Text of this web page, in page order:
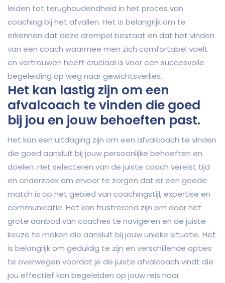
leiden tot terughoudendheid in het proces van
coaching bij het afvallen. Het is belangrijk om te
erkennen dat deze drempel bestaat en dat het vinden
van een coach waarmee men zich comfortabel voelt
en vertrouwen heeft cruciaal is voor een succesvolle
begeleiding op weg naar gewichtsverlies.
Het kan lastig zijn om een
afvalcoach te vinden die goed
bij jou en jouw behoeften past.
Het kan een uitdaging zijn om een afvalcoach te vinden
die goed aansluit bij jouw persoonlijke behoeften en
doelen. Het selecteren van de juiste coach vereist tijd
en onderzoek om ervoor te zorgen dat er een goede
match is op het gebied van coachingstijl, expertise en
communicatie. Het kan frustrerend zijn om door het
grote aanbod van coaches te navigeren en de juiste
keuze te maken die aansluit bij jouw unieke situatie. Het
is belangrijk om geduldig te zijn en verschillende opties
te overwegen voordat je de juiste afvalcoach vindt die
jou effectief kan begeleiden op jouw reis naar